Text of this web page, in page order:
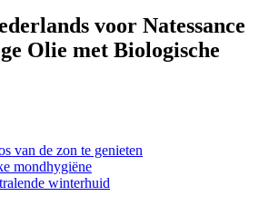
voor Natessance
Olie met Biologische
van de zon te genieten
mondhygiëne
winterhuid